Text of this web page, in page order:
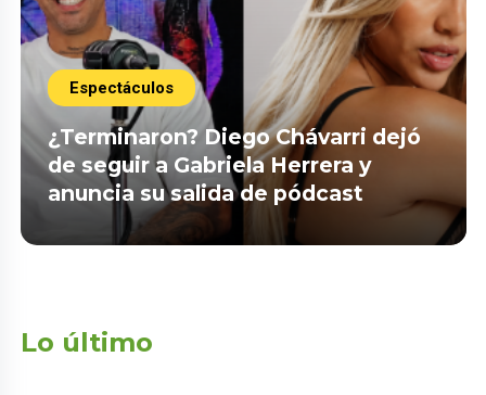
Espectáculos
¿Terminaron? Diego Chávarri dejó
de seguir a Gabriela Herrera y
anuncia su salida de pódcast
Lo último